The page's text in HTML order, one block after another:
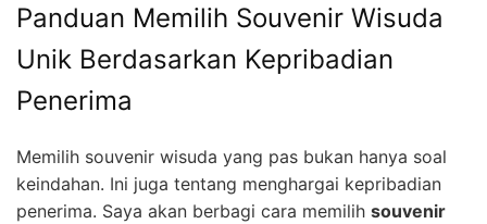
Panduan Memilih Souvenir Wisuda
Unik Berdasarkan Kepribadian
Penerima
Memilih souvenir wisuda yang pas bukan hanya soal
keindahan. Ini juga tentang menghargai kepribadian
penerima. Saya akan berbagi cara memilih souvenir